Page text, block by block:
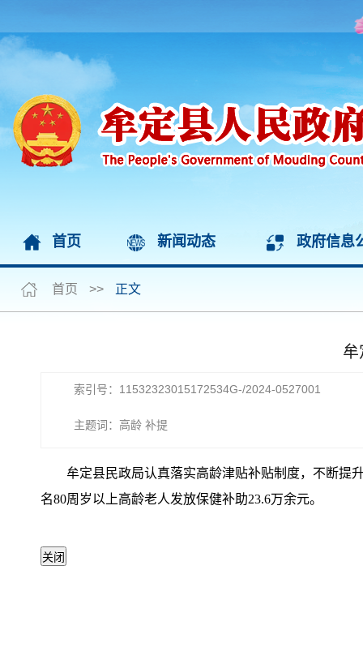
首页 新闻动态 政府信息
首页 >> 正文
牟
索引号：11532323015172534G-/2024-0527001
主题词：高龄 补提
牟定县民政局认真落实高龄津贴补贴制度，不断提
名80周岁以上高龄老人发放保健补助23.6万余元。